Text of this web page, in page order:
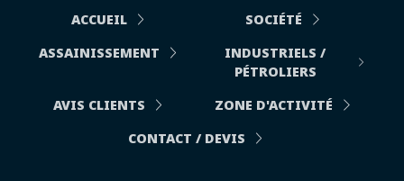
ACCUEIL
SOCIÉTÉ
ASSAINISSEMENT
INDUSTRIELS /
PÉTROLIERS
AVIS CLIENTS
ZONE D'ACTIVITÉ
CONTACT / DEVIS